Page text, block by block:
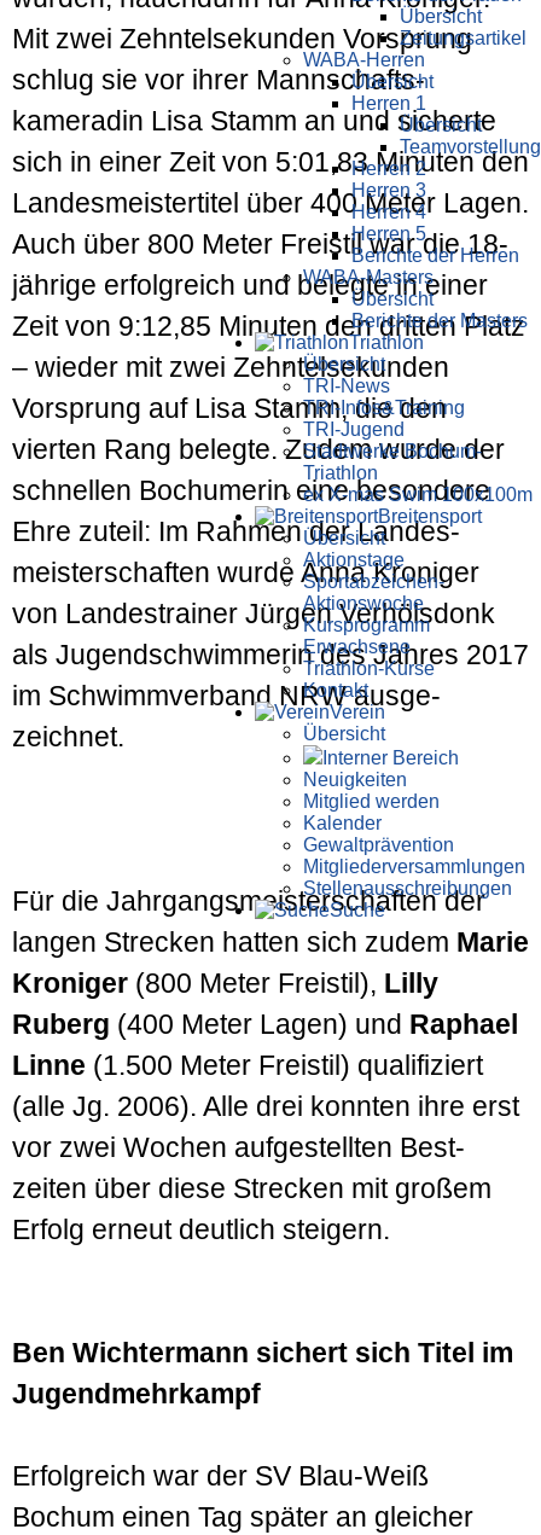
Übersicht
Zeitungsartikel
WABA-Herren
Übersicht
Herren 1
Übersicht
Teamvorstellung
Herren 2
Herren 3
Herren 4
Herren 5
Berichte der Herren
WABA-Masters
Übersicht
Berichte der Masters
Triathlon
Übersicht
TRI-News
TRI-Infos&Training
TRI-Jugend
Stadtwerke Bochum-
Triathlon
ex X-mas Swim 100x100m
Breiten­sport
Übersicht
Aktionstage
Sportabzeichen-
Aktionswoche
Kursprogramm
Erwachsene
Triathlon-Kurse
Kontakt
Verein
Übersicht
Interner Bereich
Neuigkeiten
Mitglied werden
Kalender
Gewaltprävention
Mitglieder­versammlungen
Stellen­aus­schrei­bungen
Suche
Mit zwei Zehntel­sekunden Vorsprung
schlug sie vor ihrer Mann­schafts­
kameradin Lisa Stamm an und sicherte
sich in einer Zeit von 5:01,83 Minuten den
Landes­meister­titel über 400 Meter Lagen.
Auch über 800 Meter Freistil war die 18-
jährige erfolgreich und belegte in einer
Zeit von 9:12,85 Minuten den dritten Platz
– wieder mit zwei Zehntel­sekunden
Vorsprung auf Lisa Stamm, die den
vierten Rang belegte. Zudem wurde der
schnellen Bochumerin eine besondere
Ehre zuteil: Im Rahmen der Landes­
meister­schaften wurde Anna Kroniger
von Landes­trainer Jürgen Verhölsdonk
als Jugend­schwimmerin des Jahres 2017
im Schwimm­verband NRW aus­ge­
zeichnet.
Für die Jahr­gangs­meister­schaften der
langen Strecken hatten sich zudem Marie
Kroniger (800 Meter Freistil), Lilly
Ruberg (400 Meter Lagen) und Raphael
Linne (1.500 Meter Freistil) quali­fiziert
(alle Jg. 2006). Alle drei konnten ihre erst
vor zwei Wochen auf­gestellten Best­
zeiten über diese Strecken mit großem
Erfolg erneut deut­lich steigern.
Ben Wichtermann sichert sich Titel im
Jugend­mehr­kampf
Erfolg­reich war der SV Blau-Weiß
Bochum einen Tag später an gleicher